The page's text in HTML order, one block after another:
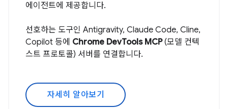
에이전트에 제공합니다.
선호하는 도구인 Antigravity, Claude Code, Cline,
Copilot 등에 Chrome DevTools MCP(모델 컨텍
스트 프로토콜) 서버를 연결합니다.
자세히 알아보기